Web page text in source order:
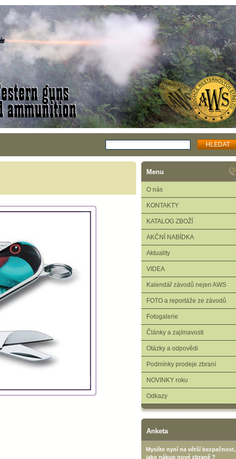
Menu
O nás
KONTAKTY
KATALOG ZBOŽÍ
AKČNÍ NABÍDKA
Aktuality
VIDEA
Kalendář závodů nejen AWS
FOTO a reportáže ze závodů
Fotogalerie
Články a zajímavosti
Otázky a odpovědi
Podmínky prodeje zbraní
NOVINKY roku
Odkazy
Anketa
Myslíte nyní na větší bezpečnost,
jako nákup nové zbraně ?